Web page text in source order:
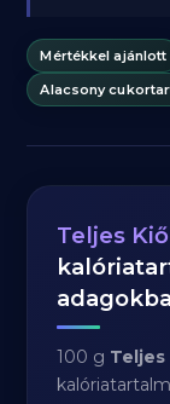
Mértékkel ajánlott
Alacsony
Teljes
100 g